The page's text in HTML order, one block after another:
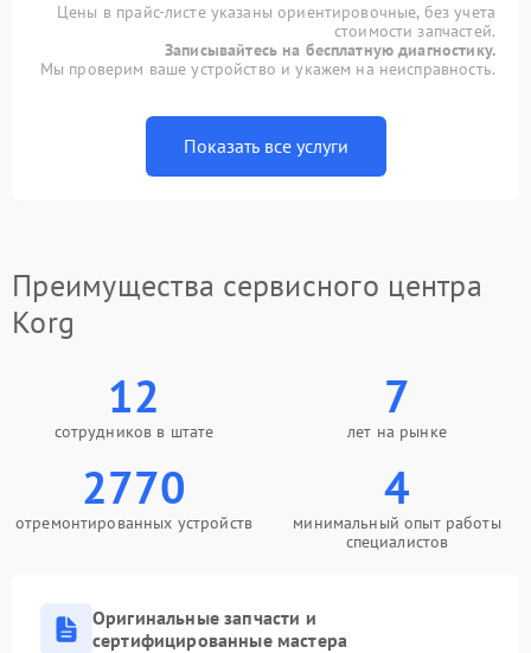
Цены в прайс-листе указаны ориентировочные, без учета
стоимости запчастей.
Записывайтесь на бесплатную диагностику.
Мы проверим ваше устройство и укажем на неисправность.
Показать все услуги
Преимущества сервисного центра
Korg
12
сотрудников в штате
7
лет на рынке
2770
отремонтированных устройств
4
минимальный опыт работы
специалистов
Оригинальные запчасти и
сертифицированные мастера